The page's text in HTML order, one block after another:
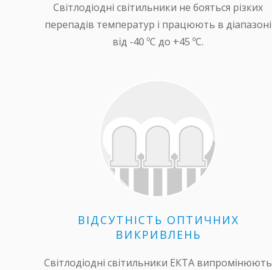
Світлодіодні світильники не бояться різких
перепадів температур і працюють в діапазоні
від -40 ºС до +45 ºС.
ВІДСУТНІСТЬ ОПТИЧНИХ
ВИКРИВЛЕНЬ
Світлодіодні світильники ЕКТА випромінюють